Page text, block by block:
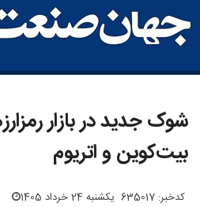
شوک جدید در بازار
بیت‌کوین و اتریوم
کدخبر: 635017 یکشنبه 24 خرداد 1405